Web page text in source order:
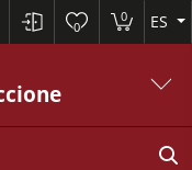
0
0 ES